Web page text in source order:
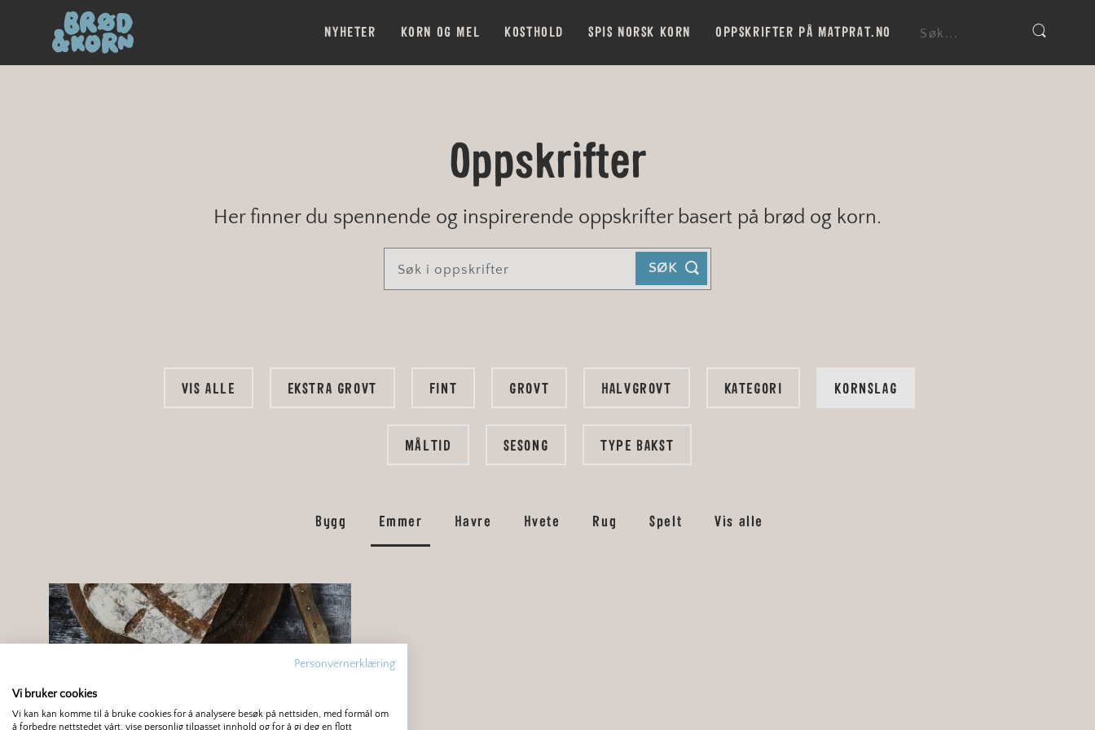
NYHETER KORN OG MEL KOSTHOLD SPIS NORSK KORN OPPSKRIFTER PÅ MATPRAT.NO
Oppskrifter
Her finner du spennende og inspirerende oppskrifter basert på brød og korn.
SØK
VIS ALLE EKSTRA GROVT FINT GROVT HALVGROVT KATEGORI KORNSLAG
MÅLTID SESONG TYPE BAKST
Bygg Emmer Havre Hvete Rug Spelt Vis alle
Personvernerklæring
Vi bruker cookies
Vi kan kan komme til å bruke cookies for å analysere besøk på nettsiden, med formål om
å forbedre nettstedet vårt, vise personlig tilpasset innhold og for å gi deg en flott